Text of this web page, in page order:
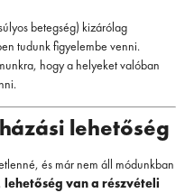
betegség) kizárólag
tudunk figyelembe venni.
hogy a helyeket valóban
lehetőség
és már nem áll módunkban
lehetőség van a részvételi